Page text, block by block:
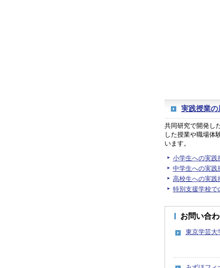
実践授業の
共同研究で開発し
した授業や職場体
います。
小学生への実践
中学生への実践
高校生への実践
特別支援学校で
お問い合
東京学芸大